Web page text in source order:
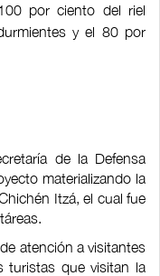
por ciento del riel
y el 80 por
de la Defensa
materializando la
Itzá, el cual fue
atención a visitantes
turistas que visitan la